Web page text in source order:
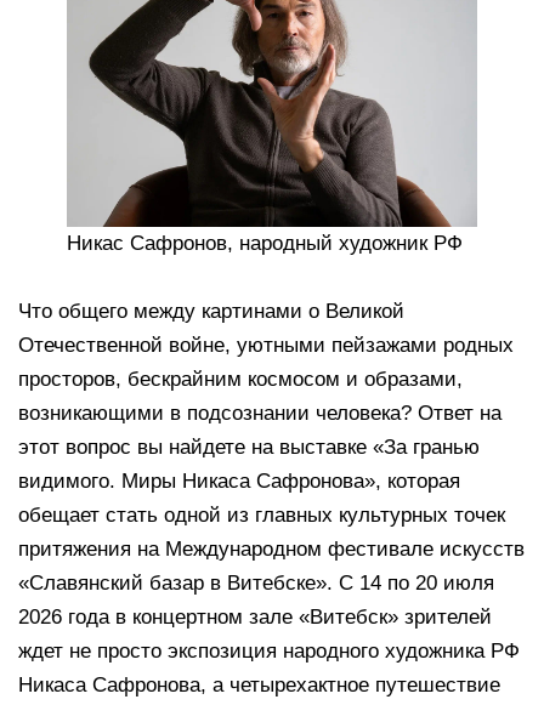
Никас Сафронов, народный художник РФ
Что общего между картинами о Великой
Отечественной войне, уютными пейзажами родных
просторов, бескрайним космосом и образами,
возникающими в подсознании человека? Ответ на
этот вопрос вы найдете на выставке «За гранью
видимого. Миры Никаса Сафронова», которая
обещает стать одной из главных культурных точек
притяжения на Международном фестивале искусств
«Славянский базар в Витебске». С 14 по 20 июля
2026 года в концертном зале «Витебск» зрителей
ждет не просто экспозиция народного художника РФ
Никаса Сафронова, а четырехактное путешествие